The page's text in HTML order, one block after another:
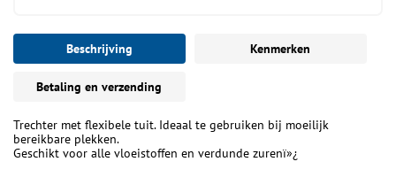
Beschrijving Kenmerken
Betaling en verzending
Trechter met flexibele tuit. Ideaal te gebruiken bij moeilijk
bereikbare plekken.
Geschikt voor alle vloeistoffen en verdunde zurenï»¿